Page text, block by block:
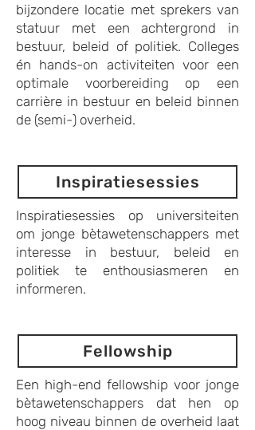
bijzondere locatie met sprekers van
statuur met een achtergrond in
bestuur, beleid of politiek. Colleges
én hands-on activiteiten voor een
optimale voorbereiding op een
carrière in bestuur en beleid binnen
de (semi-) overheid.
Inspiratiesessies
Inspiratiesessies op universiteiten
om jonge bètawetenschappers met
interesse in bestuur, beleid en
politiek te enthousiasmeren en
informeren.
Fellowship
Een high-end fellowship voor jonge
bètawetenschappers dat hen op
hoog niveau binnen de overheid laat